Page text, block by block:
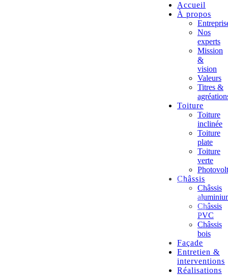
Accueil
À propos
Nos
experts
Mission
&
vision
Valeurs
Titres &
Toiture
Toiture
inclinée
Toiture
plate
Toiture
verte
Châssis
Châssis
Châssis
PVC
Châssis
bois
Façade
Entretien &
interventions
Réalisations